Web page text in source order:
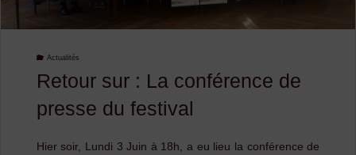
coûtant
Actualités
Retour sur : La conférence de
presse du festival
Hier soir, Lundi 3 Juin à 18h, a eu lieu la conférence de